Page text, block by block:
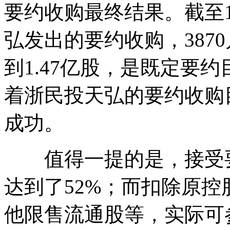
要约收购最终结果。截
弘发出的要约收购，
到1.47亿股，是既定要约
着浙民投天弘的要约收
成功。
值得一提的是，接受
达到了52%；而扣除原
他限售流通股等，实际